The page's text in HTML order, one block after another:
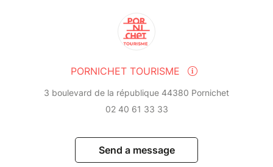
PORNICHET TOURISME
3 boulevard de la république 44380 Pornichet
02 40 61 33 33
Send a message